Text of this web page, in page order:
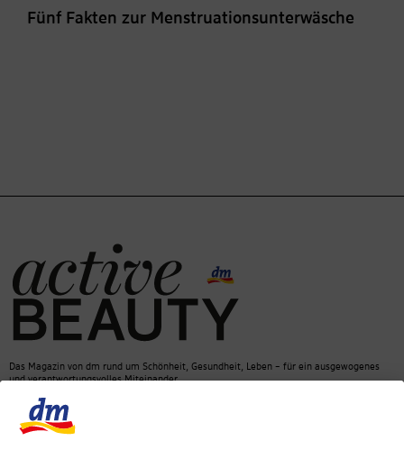
Fünf Fakten zur Menstruationsunterwäsche
Das Magazin von dm rund um Schönheit, Gesundheit, Leben – für ein ausgewogenes
und verantwortungsvolles Miteinander.